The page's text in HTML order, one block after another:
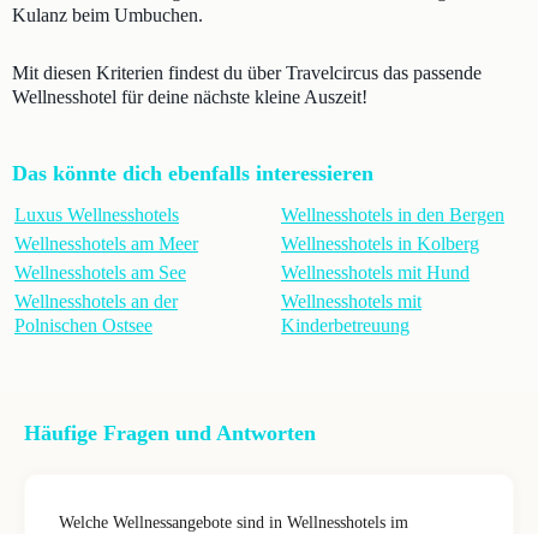
Kulanz beim Umbuchen.
Mit diesen Kriterien findest du über Travelcircus das passende
Wellnesshotel für deine nächste kleine Auszeit!
Das könnte dich ebenfalls interessieren
Luxus Wellnesshotels
Wellnesshotels am Meer
Wellnesshotels am See
Wellnesshotels an der
Polnischen Ostsee
Wellnesshotels in den Bergen
Wellnesshotels in Kolberg
Wellnesshotels mit Hund
Wellnesshotels mit
Kinderbetreuung
Häufige Fragen und Antworten
Welche Wellnessangebote sind in Wellnesshotels im